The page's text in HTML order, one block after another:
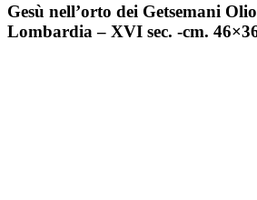
Gesù nell’orto dei Getsemani
Lombardia – XVI sec. -cm.